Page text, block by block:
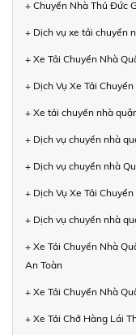
+ Chuyển Nhà Thủ Đức
+ Dịch vụ xe tải chuyển
+ Xe Tải Chuyển Nhà
+ Dịch Vụ Xe Tải
+ Xe tải chuyển nhà
+ Dịch vụ chuyển nhà
+ Dịch vụ chuyển nhà
+ Dịch Vụ Xe Tải
+ Dịch vụ chuyển nhà
+ Xe Tải Chuyển Nhà
An Toàn
+ Xe Tải Chuyển Nhà
+ Xe Tải Chở Hàng Lái